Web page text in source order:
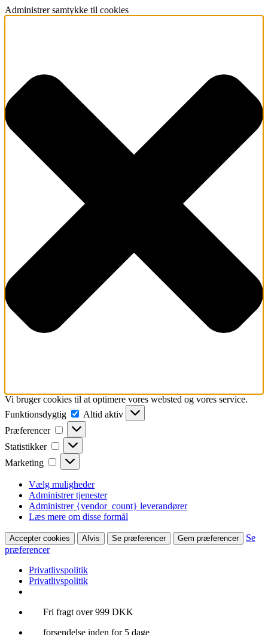
Administrer samtykke til cookies
Vi bruger cookies til at optimere vores websted og vores service.
Funktionsdygtig
Funktionsdygtig
Altid aktiv
Præferencer
Præferencer
Statistikker Statistikker
Marketing Marketing
Vælg muligheder
Administrer tjenester
Administrer {vendor_count} leverandører
Læs mere om disse formål
Accepter cookies Afvis Se præferencer Gem præferencer
Se
præferencer
Privatlivspolitik
Privatlivspolitik
Videre
Fri fragt over 999 DKK
forsendelse inden for 5 dage